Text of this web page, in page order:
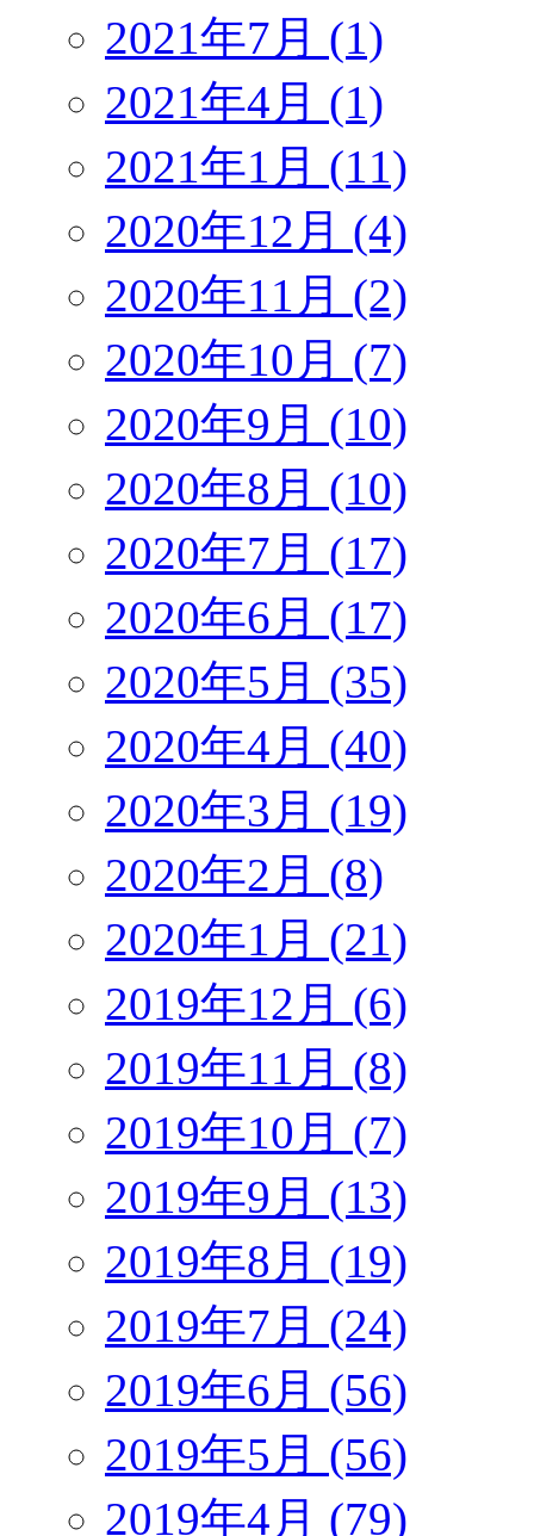
2021年7月 (1)
2021年4月 (1)
2021年1月 (11)
2020年12月 (4)
2020年11月 (2)
2020年10月 (7)
2020年9月 (10)
2020年8月 (10)
2020年7月 (17)
2020年6月 (17)
2020年5月 (35)
2020年4月 (40)
2020年3月 (19)
2020年2月 (8)
2020年1月 (21)
2019年12月 (6)
2019年11月 (8)
2019年10月 (7)
2019年9月 (13)
2019年8月 (19)
2019年7月 (24)
2019年6月 (56)
2019年5月 (56)
2019年4月 (79)